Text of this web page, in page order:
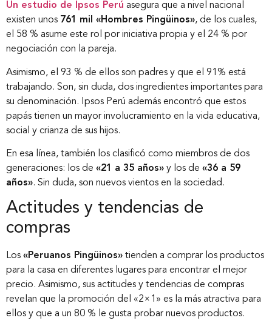
Un estudio de Ipsos Perú asegura que a nivel nacional
existen unos 761 mil «Hombres Pingüinos», de los cuales,
el 58 % asume este rol por iniciativa propia y el 24 % por
negociación con la pareja.
Asimismo, el 93 % de ellos son padres y que el 91% está
trabajando. Son, sin duda, dos ingredientes importantes para
su denominación. Ipsos Perú además encontró que estos
papás tienen un mayor involucramiento en la vida educativa,
social y crianza de sus hijos.
En esa línea, también los clasificó como miembros de dos
generaciones: los de «21 a 35 años» y los de «36 a 59
años». Sin duda, son nuevos vientos en la sociedad.
Actitudes y tendencias de
compras
Los «Peruanos Pingüinos» tienden a comprar los productos
para la casa en diferentes lugares para encontrar el mejor
precio. Asimismo, sus actitudes y tendencias de compras
revelan que la promoción del «2×1» es la más atractiva para
ellos y que a un 80 % le gusta probar nuevos productos.